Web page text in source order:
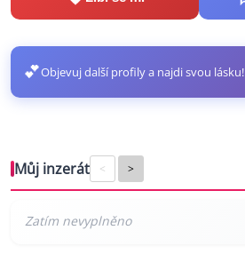
💕Objevuj další profily a najdi svou lásku!
Můj inzerát < >